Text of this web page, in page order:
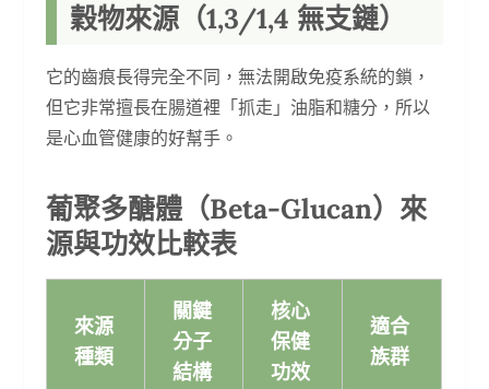
穀物來源（1,3/1,4 無支鏈）
它的齒痕長得完全不同，無法開啟免疫系統的鎖，
但它非常擅長在腸道裡「抓走」油脂和糖分，所以
是心血管健康的好幫手。
葡聚多醣體（Beta-Glucan）來
源與功效比較表
來源
種類
關鍵
分子
結構
核心
保健
功效
適合
族群